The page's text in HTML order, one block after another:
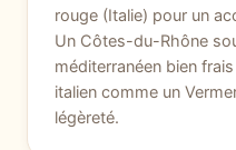
rouge (Italie) pour un
Un Côtes-du-Rhône
méditerranéen bien
italien comme un
légèreté.